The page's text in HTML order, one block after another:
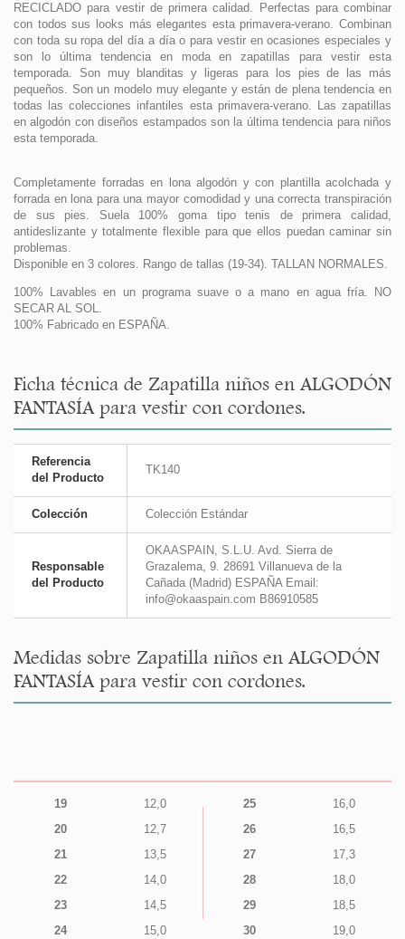
RECICLADO para vestir de primera calidad. Perfectas para combinar
con todos sus looks más elegantes esta primavera-verano. Combinan
con toda su ropa del día a día o para vestir en ocasiones especiales y
son lo última tendencia en moda en zapatillas para vestir esta
temporada. Son muy blanditas y ligeras para los pies de las más
pequeños. Son un modelo muy elegante y están de plena tendencia en
todas las colecciones infantiles esta primavera-verano. Las zapatillas
en algodón con diseños estampados son la última tendencia para niños
esta temporada.
Completamente forradas en lona algodón y con plantilla acolchada y
forrada en lona para una mayor comodidad y una correcta transpiración
de sus pies. Suela 100% goma tipo tenis de primera calidad,
antideslizante y totalmente flexible para que ellos puedan caminar sin
problemas.
Disponible en 3 colores. Rango de tallas (19-34). TALLAN NORMALES.
100% Lavables en un programa suave o a mano en agua fría. NO
SECAR AL SOL.
100% Fabricado en ESPAÑA.
Ficha técnica de Zapatilla niños en ALGODÓN
FANTASÍA para vestir con cordones.
Referencia
del Producto
TK140
Colección Colección Estándar
Responsable
del Producto
OKAASPAIN, S.L.U. Avd. Sierra de
Grazalema, 9. 28691 Villanueva de la
Cañada (Madrid) ESPAÑA Email:
info@okaaspain.com B86910585
Medidas sobre Zapatilla niños en ALGODÓN
FANTASÍA para vestir con cordones.
19
12,0
20
12,7
21
13,5
22
14,0
23
14,5
24
15,0
25
16,0
26
16,5
27
17,3
28
18,0
29
18,5
30
19,0